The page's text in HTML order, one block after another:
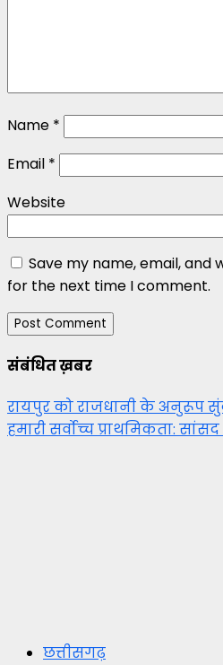
Name *
Email *
Website
Save my name, email, and
for the next time I comment.
संबंधित ख़बर
रायपुर को राजधानी के अनुरूप
हमारी सर्वोच्च प्राथमिकता:
छत्तीसगढ़